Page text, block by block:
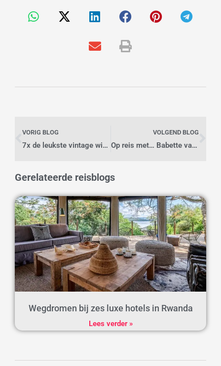
VORIG BLOG
7x de leukste vintage winkels van Rotterdam
VOLGEND BLOG
Op reis met… Babette van Veen
Gerelateerde reisblogs
Wegdromen bij zes luxe hotels in Rwanda
Lees verder »